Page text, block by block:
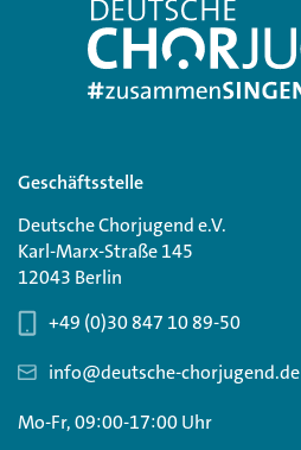
Geschäftsstelle
Deutsche Chorjugend e.V.
Karl-Marx-Straße 145
12043 Berlin
+49 (0)30 847 10 89-50
info@deutsche-chorjugend.de
Mo-Fr, 09:00-17:00 Uhr